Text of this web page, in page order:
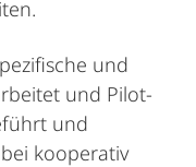
und
und Pilot-
und
kooperativ